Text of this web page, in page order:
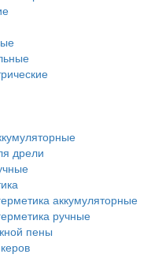
дрели
аккумуляторные
ручные
пены